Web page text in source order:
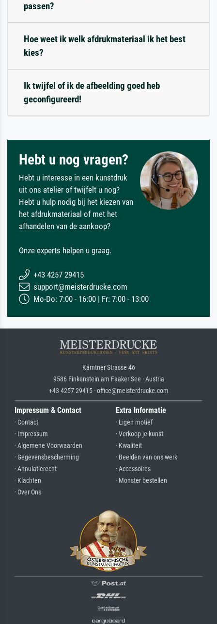
passen?
Hoe weet ik welk afdrukmateriaal ik het best
kies?
Ik twijfel of ik de afbeelding goed heb
geconfigureerd!
Hebt u nog vragen?
Hebt u interesse in een kunstdruk
uit ons atelier of twijfelt u nog?
Hebt u hulp nodig bij het kiezen van
het afdrukmateriaal of met het
afhandelen van de aankoop?
Onze experts helpen u graag.
+43 4257 29415
support@meisterdrucke.com
Mo-Do: 7:00 - 16:00 | Fr: 7:00 - 13:00
Kärntner Strasse 46
9586 Finkenstein am Faaker See · Austria
+43 4257 29415 · office@meisterdrucke.com
Impressum & Contact
· Contact
· Impressum
· Algemene Voorwaarden
· Gegevensbescherming
· Annulatierecht
· Klachten
· Over Ons
Extra Informatie
· Eigen motief
· Verkoop je kunst
· Kwaliteit
· Beelden van ons werk
· Accessoires
· Monster bestellen